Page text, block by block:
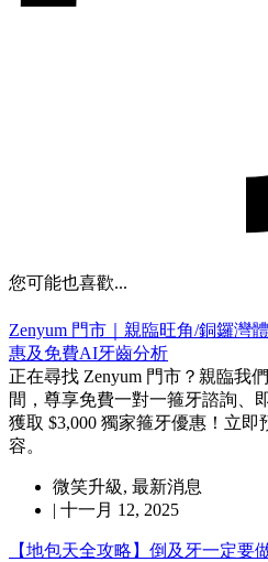
您可能也喜歡...
Zenyum 門市｜親臨旺角/銅鑼灣
惠及免費AI牙齒分析
正在尋找 Zenyum 門市？親臨我
間，尊享免費一對一箍牙諮詢、
獲取 $3,000 獨家箍牙優惠！立
容。
微笑升級, 最新消息
| 十一月 12, 2025
【地包天全攻略】倒及牙一定要